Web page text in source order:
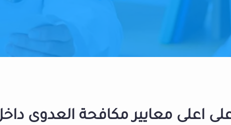
اعلى معايير مكافحة العدوى